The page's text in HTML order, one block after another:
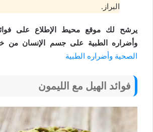
البراز.
يرشح لك موقع محيط الإطلاع على
وأضراره الطبية على جسم الإنسان من
الصحية وأضراره الطبية
فوائد الهيل مع الليمون